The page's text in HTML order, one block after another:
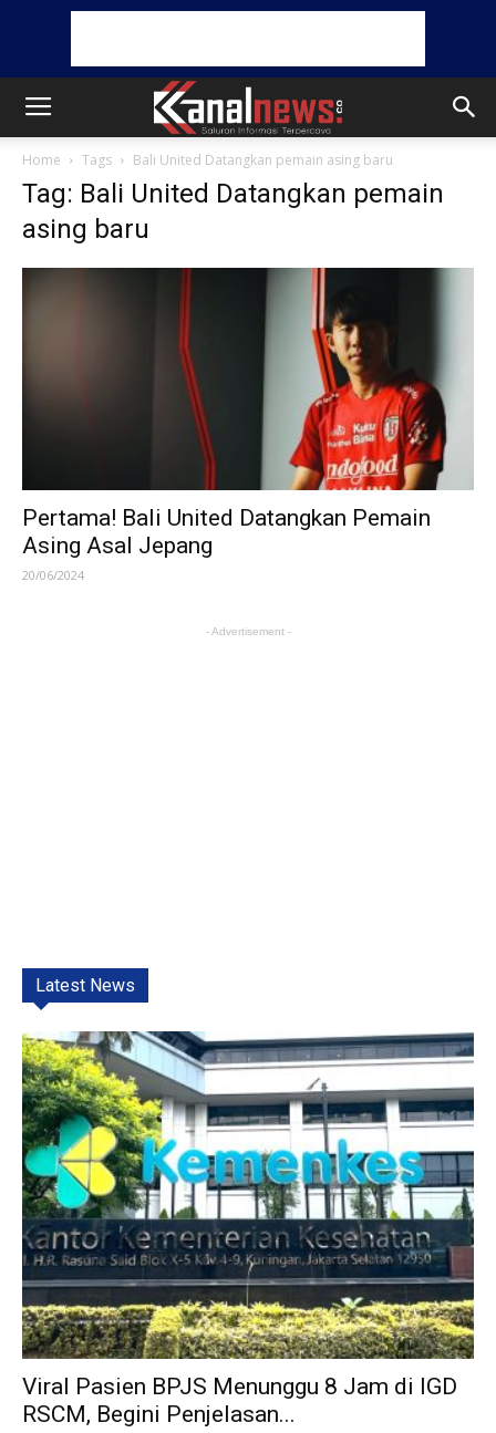
Home Tags Bali United Datangkan pemain asing baru
Tag: Bali United Datangkan pemain
asing baru
Pertama! Bali United Datangkan Pemain
Asing Asal Jepang
20/06/2024
- Advertisement -
Latest News
Viral Pasien BPJS Menunggu 8 Jam di IGD
RSCM, Begini Penjelasan...